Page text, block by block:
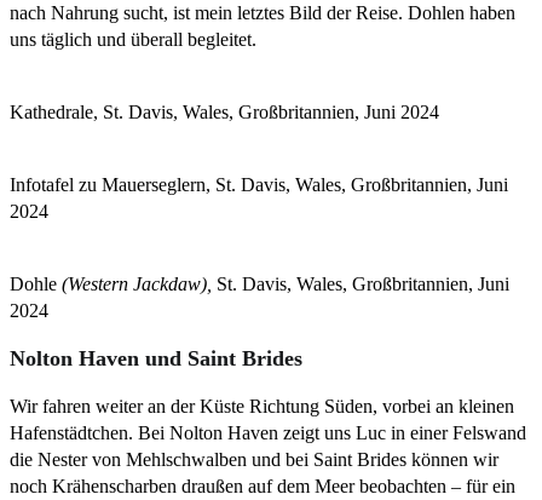
nach Nahrung sucht, ist mein letztes Bild der Reise. Dohlen haben
uns täglich und überall begleitet.
Kathedrale, St. Davis, Wales, Großbritannien, Juni 2024
Infotafel zu Mauerseglern, St. Davis, Wales, Großbritannien, Juni
2024
Dohle (Western Jackdaw), St. Davis, Wales, Großbritannien, Juni
2024
Nolton Haven und Saint Brides
Wir fahren weiter an der Küste Richtung Süden, vorbei an kleinen
Hafenstädtchen. Bei Nolton Haven zeigt uns Luc in einer Felswand
die Nester von Mehlschwalben und bei Saint Brides können wir
noch Krähenscharben draußen auf dem Meer beobachten – für ein